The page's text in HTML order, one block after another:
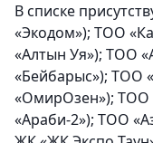
В списке
«Экодом»); ТОО
«Алтын Уя»); ТОО
«Бейбарыс»); ТОО
«ОмирОзен»); ТОО
«Араби-2»); ТОО